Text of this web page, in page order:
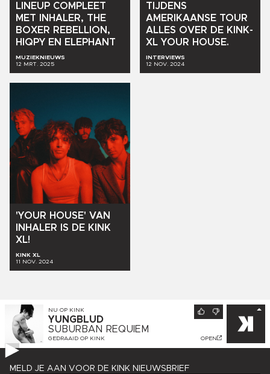
LINEUP COMPLEET
MET
INHALER, THE
BOXER REBELLION,
HIQPY EN ELEPHANT
MUZIEKNIEUWS
12 MRT. 2025
TIJDENS
AMERIKAANSE TOUR
ALLES OVER DE KINK-
XL YOUR HOUSE.
INTERVIEWS
12 NOV. 2024
'YOUR HOUSE' VAN
INHALER
IS DE KINK
XL!
KINK XL
11 NOV. 2024
NU OP KINK
YUNGBLUD
SUBURBAN REQUIEM
GEDRAAID OP KINK OPEN
MELD JE AAN VOOR DE KINK NIEUWSBRIEF